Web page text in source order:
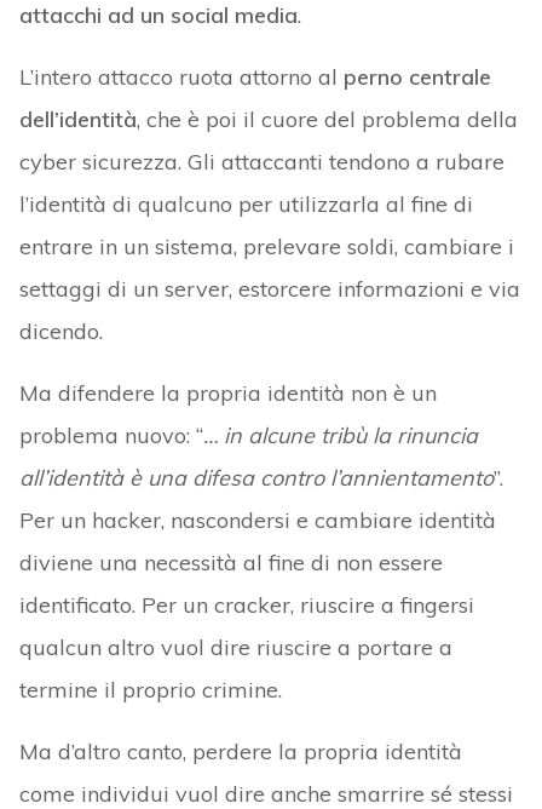
attacchi ad un social media.
L’intero attacco ruota attorno al perno centrale
dell’identità, che è poi il cuore del problema della
cyber sicurezza. Gli attaccanti tendono a rubare
l’identità di qualcuno per utilizzarla al fine di
entrare in un sistema, prelevare soldi, cambiare i
settaggi di un server, estorcere informazioni e via
dicendo.
Ma difendere la propria identità non è un
problema nuovo: “… in alcune tribù la rinuncia
all’identità è una difesa contro l’annientamento”.
Per un hacker, nascondersi e cambiare identità
diviene una necessità al fine di non essere
identificato. Per un cracker, riuscire a fingersi
qualcun altro vuol dire riuscire a portare a
termine il proprio crimine.
Ma d’altro canto, perdere la propria identità
come individui vuol dire anche smarrire sé stessi